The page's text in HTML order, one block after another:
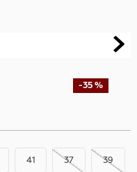
-35 %
37 39
41